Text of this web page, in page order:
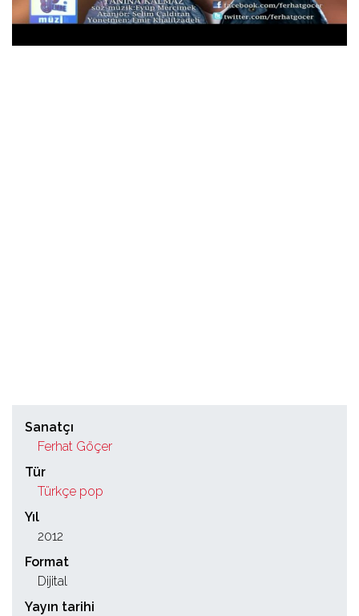
Sanatçı
Ferhat Göçer
Tür
Türkçe pop
Yıl
2012
Format
Dijital
Yayın tarihi